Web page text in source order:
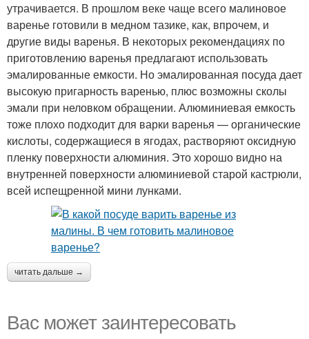
утрачивается. В прошлом веке чаще всего малиновое
варенье готовили в медном тазике, как, впрочем, и
другие виды варенья. В некоторых рекомендациях по
приготовлению варенья предлагают использовать
эмалированные емкости. Но эмалированная посуда дает
высокую пригарность варенью, плюс возможны сколы
эмали при неловком обращении. Алюминиевая емкость
тоже плохо подходит для варки варенья — органические
кислоты, содержащиеся в ягодах, растворяют оксидную
пленку поверхности алюминия. Это хорошо видно на
внутренней поверхности алюминиевой старой кастрюли,
всей испещренной мини лунками.
читать дальше →
Вас может заинтересовать